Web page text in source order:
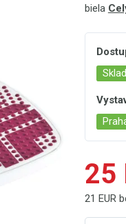
biela
25
21 EUR